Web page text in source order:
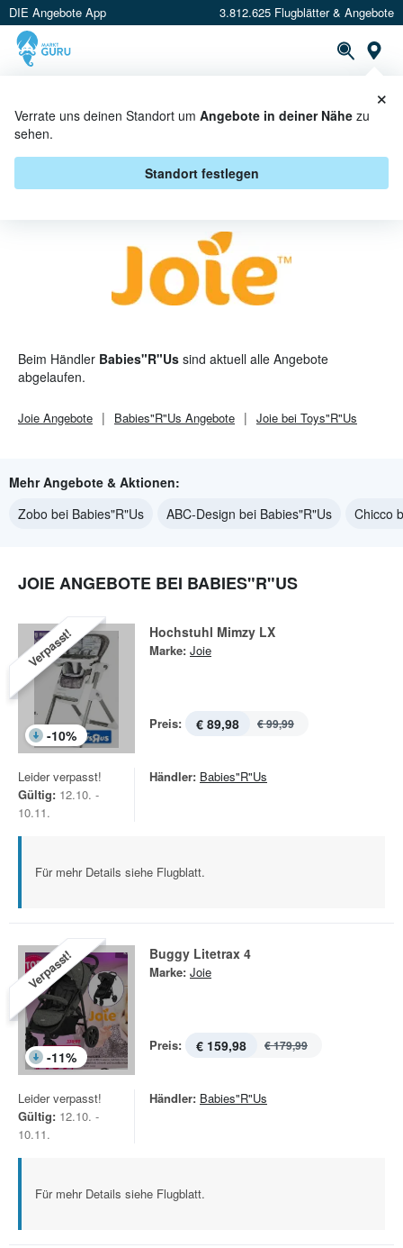
DIE Angebote App 3.812.625 Flugblätter & Angebote
Verrate uns deinen Standort um Angebote in deiner Nähe zu
sehen.
Standort festlegen
×
JOIE BEI BABIES"R"US -
ANGEBOTE & AKTIONEN
Beim Händler Babies"R"Us sind aktuell alle Angebote
abgelaufen.
Joie Angebote Babies"R"Us Angebote Joie bei Toys"R"Us
Mehr Angebote & Aktionen:
Zobo bei Babies"R"Us
ABC-Design bei Babies"R"Us Chicco
JOIE ANGEBOTE BEI BABIES"R"US
Verpasst!
-10%
Hochstuhl Mimzy LX
Marke: Joie
Preis: € 89,98 € 99,99
Leider verpasst!
Gültig: 12.10. -
10.11.
Händler: Babies"R"Us
Für mehr Details siehe Flugblatt.
Verpasst!
-11%
Buggy Litetrax 4
Marke: Joie
Preis: € 159,98 € 179,99
Leider verpasst!
Gültig: 12.10. -
10.11.
Händler: Babies"R"Us
Für mehr Details siehe Flugblatt.